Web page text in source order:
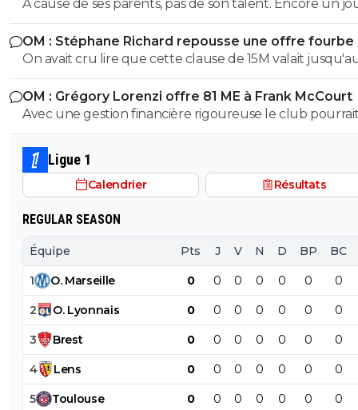
À cause de ses parents, pas de son talent. Encore un
avec entourage nocif.
OM : Stéphane Richard repousse une offre fourbe
Aguerd
On avait cru lire que cette clause de 15M valait
juillet. ?
OM : Grégory Lorenzi offre 81 ME à Frank McCourt
Avec une gestion financière rigoureuse le club
envisager une capitalisation supérieure au 1,2 milliards
comme base de négociation avec l’Arabie Saoudite!
Ligue 1
Calendrier Résultats
REGULAR SEASON
Équipe Pts J V N D BP BC
1 O. Marseille 0 0 0 0 0 0 0
2 O. Lyonnais 0 0 0 0 0 0 0
3 Brest 0 0 0 0 0 0 0
4 Lens 0 0 0 0 0 0 0
5 Toulouse 0 0 0 0 0 0 0